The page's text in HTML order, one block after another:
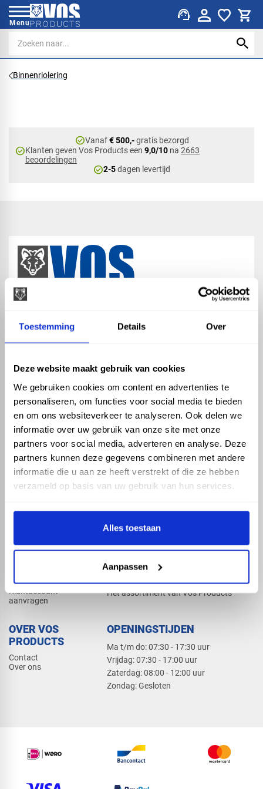
Toestemming Details Over
Deze website maakt gebruik van cookies
We gebruiken cookies om content en advertenties te
personaliseren, om functies voor social media te bieden
en om ons websiteverkeer te analyseren. Ook delen we
informatie over uw gebruik van onze site met onze
partners voor social media, adverteren en analyse. Deze
partners kunnen deze gegevens combineren met andere
informatie die u aan ze heeft verstrekt of die ze hebben
verzameld op basis van uw gebruik van hun services.
Alles toestaan
Aanpassen
Menu support_agent
Binnenriolering
check_circleVanaf€ 500,-gratis bezorgd
check_circleKlanten geven Vos Products een9,0/10 na2663
beoordelingen
check_circle2-5dagen levertijd
ASSORTIMENT
Hemelwaterafvoer
Drukleiding
Beregening
Dak en gevel
KENNIS EN HULP
Klantenservice
Kennisbank
Klantaccount
aanvragen
PRODUCTCATALOGUS 2026
Het assortiment van Vos Products
OVER VOS
PRODUCTS
Contact
Over ons
OPENINGSTIJDEN
Ma t/m do: 07:30 - 17:30 uur
​Vrijdag: 07:30 - 17:00 uur
​Zaterdag: 08:00 - 12:00 uur
​Zondag: Gesloten
phone_enabled +31 416 75 02 55
mail info@vosproducts.nl
check_circleDé bouwmarkt van Altena
check_circle Direct uit grote voorraad geleverd met eigen transport
check_circleLevering in NL en BE